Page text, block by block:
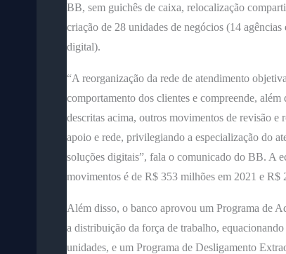
BB, sem guichês de caixa, relocalização
criação de 28 unidades de negócios (14
digital).
“A reorganização da rede de atendimento
comportamento dos clientes e compreende,
descritas acima, outros movimentos de revisão e
apoio e rede, privilegiando a especialização do
soluções digitais”, fala o comunicado do BB. A
movimentos é de R$ 353 milhões em 2021 e R$
Além disso, o banco aprovou um Programa de
a distribuição da força de trabalho, equacionando
unidades, e um Programa de Desligamento